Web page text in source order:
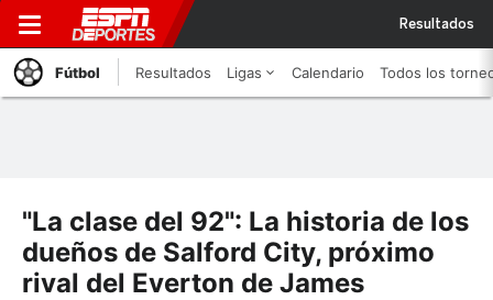
Resultados
Fútbol Resultados Ligas Calendario Todos los
"La clase del 92": La historia de los
dueños de Salford City, próximo
rival del Everton de James